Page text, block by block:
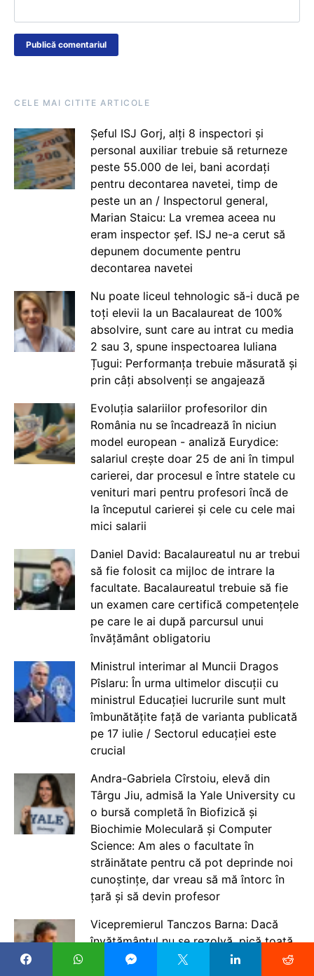
CELE MAI CITITE ARTICOLE
Șeful ISJ Gorj, alți 8 inspectori și
personal auxiliar trebuie să returneze
peste 55.000 de lei, bani acordați
pentru decontarea navetei, timp de
peste un an / Inspectorul general,
Marian Staicu: La vremea aceea nu
eram inspector șef. ISJ ne-a cerut să
depunem documente pentru
decontarea navetei
Nu poate liceul tehnologic să-i ducă pe
toți elevii la un Bacalaureat de 100%
absolvire, sunt care au intrat cu media
2 sau 3, spune inspectoarea Iuliana
Țugui: Performanța trebuie măsurată și
prin câți absolvenți se angajează
Evoluția salariilor profesorilor din
România nu se încadrează în niciun
model european - analiză Eurydice:
salariul crește doar 25 de ani în timpul
carierei, dar procesul e între statele cu
venituri mari pentru profesori încă de
la începutul carierei și cele cu cele mai
mici salarii
Daniel David: Bacalaureatul nu ar trebui
să fie folosit ca mijloc de intrare la
facultate. Bacalaureatul trebuie să fie
un examen care certifică competențele
pe care le ai după parcursul unui
învățământ obligatoriu
Ministrul interimar al Muncii Dragos
Pîslaru: În urma ultimelor discuții cu
ministrul Educației lucrurile sunt mult
îmbunătățite față de varianta publicată
pe 17 iulie / Sectorul educației este
crucial
Andra-Gabriela Cîrstoiu, elevă din
Târgu Jiu, admisă la Yale University cu
o bursă completă în Biofizică și
Biochimie Moleculară și Computer
Science: Am ales o facultate în
străinătate pentru că pot deprinde noi
cunoștințe, dar vreau să mă întorc în
țară și să devin profesor
Vicepremierul Tanczos Barna: Dacă
învățământul nu se rezolvă, pică toată
legea salarizării / Sunt mai multe